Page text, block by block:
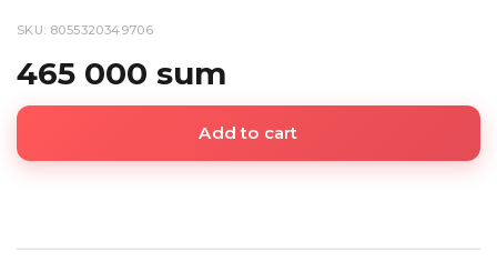
SKU: 8055320349706
465 000 sum
Add to cart